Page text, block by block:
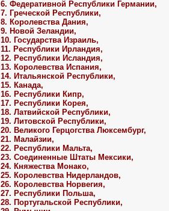
6. Федеративной Республики Германии,
7. Греческой Республики,
8. Королевства Дания,
9. Новой Зеландии,
10. Государства Израиль,
11. Республики Ирландия,
12. Республики Исландия,
13. Королевства Испания,
14. Итальянской Республики,
15. Канада,
16. Республики Кипр,
17. Республики Корея,
18. Латвийской Республики,
19. Литовской Республики,
20. Великого Герцогства Люксембург,
21. Малайзии,
22. Республики Мальта,
23. Соединенные Штаты Мексики,
24. Княжества Монако,
25. Королевства Нидерландов,
26. Королевства Норвегия,
27. Республики Польша,
28. Португальской Республики,